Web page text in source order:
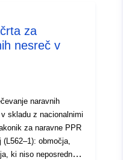
predmet izvršljive
območij“, znanih kot
visoka in je
veljajo zahteve,
lahko gradnje, dela,
obrt,
povečali ali
prepovedi ali
za
nesreč v
naravnih
skladu z nacionalnimi
območja,
ki niso neposredno